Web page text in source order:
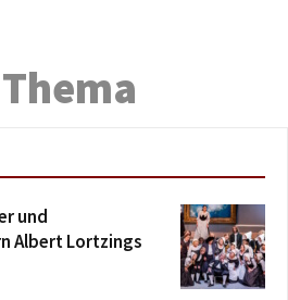
und
Albert Lortzings